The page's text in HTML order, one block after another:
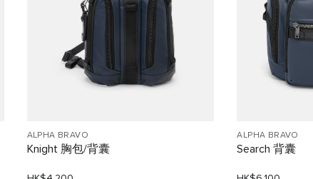
ALPHA BRAVO
Knight 胸包/背囊
ALPHA BRAVO
Search 背囊